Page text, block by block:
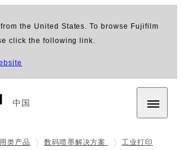
the United States. To browse Fujifilm
click the following link.
中国
类产品 数码喷墨解决方案
工业打印